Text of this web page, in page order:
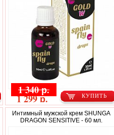
КУПИТЬ
1 340 р.
1 299 р.
Интимный мужской крем SHUNGA
DRAGON SENSITIVE - 60 мл.